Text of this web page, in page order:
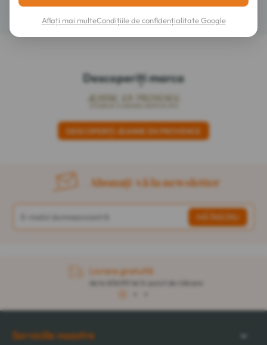
Descoperiți marca
DESCOPERIȚI JEANNE EN PROVENCE
Abonați-vă la newsletter
Livrare gratuită
de la 606,90 lei în punct de ridicare
1
Serviciile noastre
Aflați mai multeCondițiile de confidențialitate Google